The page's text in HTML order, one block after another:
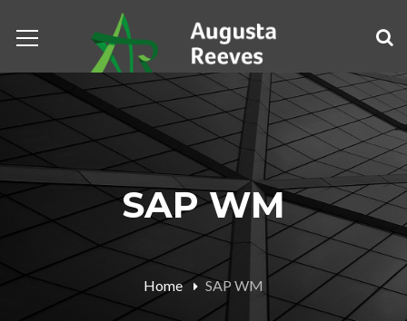
SAP WM
Home SAP WM